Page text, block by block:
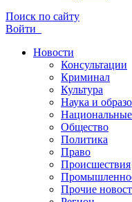
Поиск по сайту
Войти
Новости
Консультации
Криминал
Культура
Наука и
Общество
Политика
Право
Происшествия
Прочие